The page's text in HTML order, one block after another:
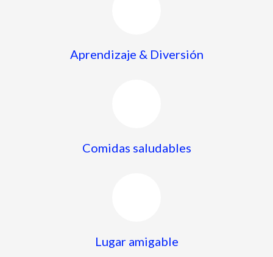
Aprendizaje & Diversión
Comidas saludables
Lugar amigable